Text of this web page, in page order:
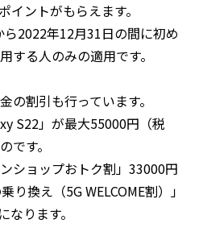
イントがもらえます。
2022年12月31日の間に初め
する人のみの適用です。
の割引も行っています。
S22」が最大55000円（税
です。
ショップおトク割」33000円
り換え（5G WELCOME割）」
ります。